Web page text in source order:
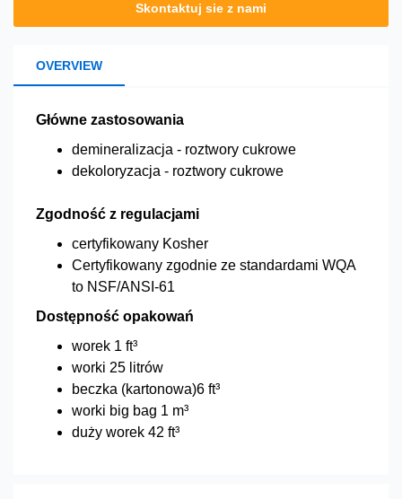
Skontaktuj sie z nami
OVERVIEW
Główne zastosowania
demineralizacja - roztwory cukrowe
dekoloryzacja - roztwory cukrowe
Zgodność z regulacjami
certyfikowany Kosher
Certyfikowany zgodnie ze standardami WQA
to NSF/ANSI-61
Dostępność opakowań
worek 1 ft³
worki 25 litrów
beczka (kartonowa)6 ft³
worki big bag 1 m³
duży worek 42 ft³